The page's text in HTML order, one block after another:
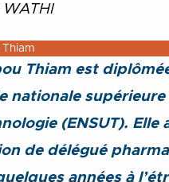
Thiam est
nationale
(ENSUT). Elle
de délégué
années à